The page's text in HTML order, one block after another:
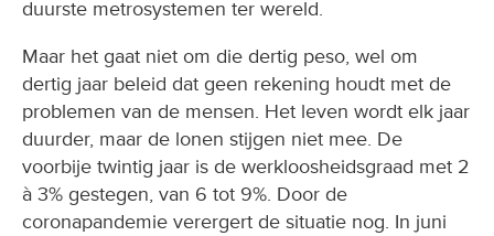
duurste metrosystemen ter wereld.
Maar het gaat niet om die dertig peso, wel om
dertig jaar beleid dat geen rekening houdt met de
problemen van de mensen. Het leven wordt elk jaar
duurder, maar de lonen stijgen niet mee. De
voorbije twintig jaar is de werkloosheidsgraad met 2
à 3% gestegen, van 6 tot 9%. Door de
coronapandemie verergert de situatie nog. In juni